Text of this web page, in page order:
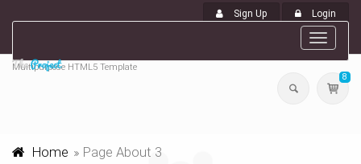
Sign Up Login
8
Multipurpose HTML5 Template
Toggle
Home Page About 3